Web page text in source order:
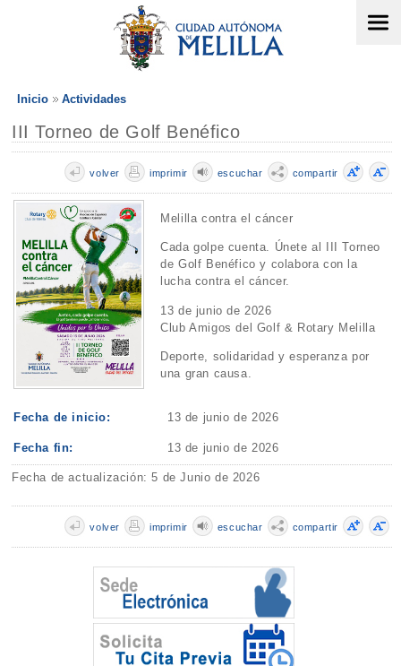
Inicio Actividades
III Torneo de Golf Benéfico
compartir
escuchar
imprimir
volver
Melilla contra el cáncer
Cada golpe cuenta. Únete al III Torneo
de Golf Benéfico y colabora con la
lucha contra el cáncer.
13 de junio de 2026
Club Amigos del Golf & Rotary Melilla
Deporte, solidaridad y esperanza por
una gran causa.
Fecha de inicio: 13 de junio de 2026
Fecha fin: 13 de junio de 2026
Fecha de actualización: 5 de Junio de 2026
compartir
escuchar
imprimir
volver